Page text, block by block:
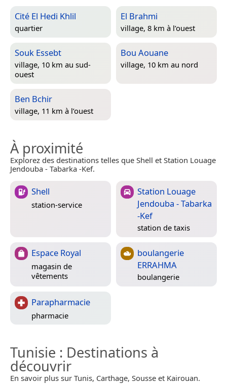
Cité El Hedi Khlil
quartier
El Brahmi
village, 8 km à l’ouest
Souk Essebt
village, 10 km au sud-
ouest
Bou Aouane
village, 10 km au nord
Ben Bchir
village, 11 km à l’ouest
À proximité
Explorez des destinations telles que Shell et Station Louage
Jendouba - Tabarka -Kef.
Shell
station-service
Station Louage
Jendouba - Tabarka
-Kef
station de taxis
Espace Royal
magasin de
vêtements
boulangerie
ERRAHMA
boulangerie
Parapharmacie
pharmacie
Tunisie : Destinations à
découvrir
En savoir plus sur Tunis, Carthage, Sousse et Kairouan.